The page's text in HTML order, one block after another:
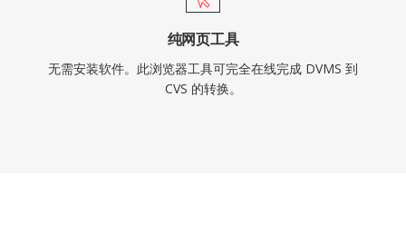
纯网页工具
无需安装软件。此浏览器工具可完全在线完成 DVMS 到
CVS 的转换。